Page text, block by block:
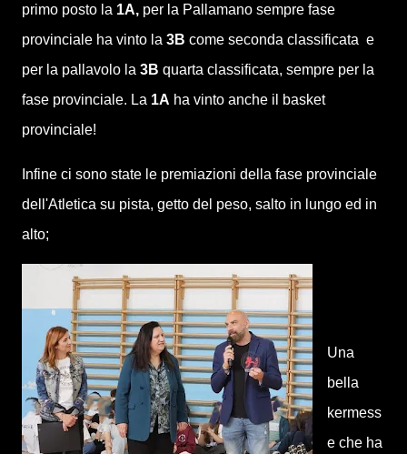
primo posto la 1A, per la Pallamano sempre fase
provinciale ha vinto la 3B come seconda classificata e
per la pallavolo la 3B quarta classificata, sempre per la
fase provinciale. La 1A ha vinto anche il basket
provinciale!
Infine ci sono state le premiazioni della fase provinciale
dell'Atletica su pista, getto del peso, salto in lungo ed in
alto;
Una
bella
kermess
e che ha